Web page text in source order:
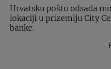
Hrvatsku poštu odsada
lokaciji u prizemlju City
banke.